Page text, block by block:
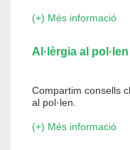
(+) Més informació
Al·lèrgia al pol·len
Compartim consells
al pol·len.
(+) Més informació